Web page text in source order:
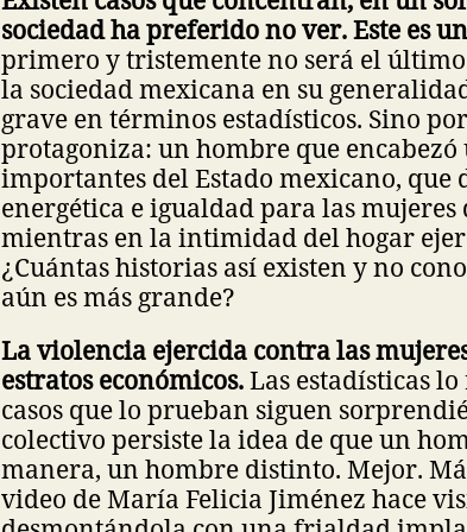
sociedad ha preferido no ver. Este es
primero y tristemente no será el
la sociedad mexicana en su
grave en términos estadísticos. Sino
protagoniza: un hombre que encabezó
importantes del Estado mexicano, que
energética e igualdad para las mujeres
mientras en la intimidad del hogar
¿Cuántas historias así existen y no
aún es más grande?
La violencia ejercida contra las
estratos económicos.Las estadísticas
casos que lo prueban siguen
colectivo persiste la idea de que un
manera, un hombre distinto. Mejor.
video de María Felicia Jiménez hace